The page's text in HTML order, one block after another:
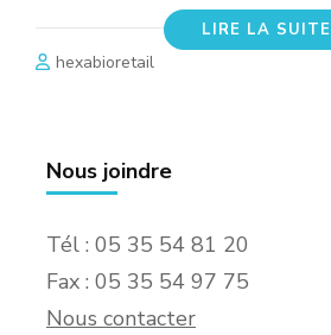
LIRE LA SUITE
hexabioretail
Nous joindre
Tél : 05 35 54 81 20
Fax : 05 35 54 97 75
Nous contacter